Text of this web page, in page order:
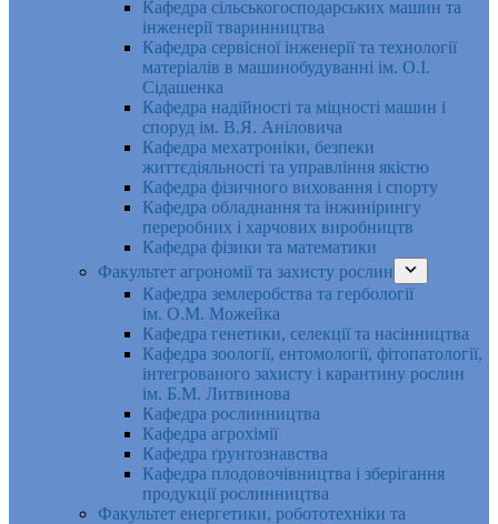
Кафедра сільськогосподарських машин та
інженерії тваринництва
Кафедра cервісної інженерії та технології
матеріалів в машинобудуванні ім. О.І.
Сідашенка
Кафедра надійності та міцності машин і
споруд ім. В.Я. Аніловича
Кафедра мехатроніки, безпеки
життєдіяльності та управління якістю
Кафедра фізичного виховання і спорту
Кафедра обладнання та інжинірингу
переробних і харчових виробництв
Кафедра фізики та математики
Факультет агрономії та захисту рослин
Кафедра землеробства та гербології
ім. О.М. Можейка
Кафедра генетики, селекції та насінництва
Кафедра зоології, ентомології, фітопатології,
інтегрованого захисту і карантину рослин
ім. Б.М. Литвинова
Кафедра рослинництва
Кафедра агрохімії
Кафедра ґрунтознавства
Кафедра плодовочівництва і зберігання
продукції рослинництва
Факультет енергетики, робототехніки та